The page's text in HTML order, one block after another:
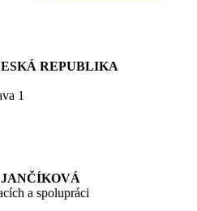
REPUBLIKA
1
a spolupráci